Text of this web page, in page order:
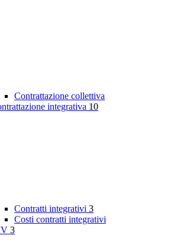
Contrattazione collettiva
integrativa 10
Contratti integrativi 3
Costi contratti integrativi
3